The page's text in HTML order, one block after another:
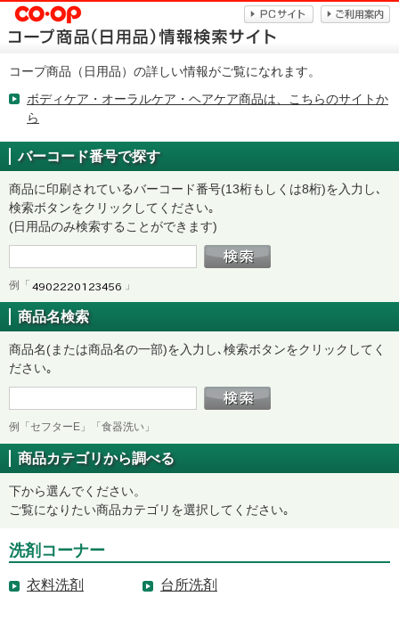
コープ商品（日用品）の詳しい情報がご覧になれます。
ボディケア・オーラルケア・ヘアケア商品は、こちらのサイトか
ら
バーコード番号で探す
商品に印刷されているバーコード番号(13桁もしくは8桁)を入力し､
検索ボタンをクリックしてください｡
(日用品のみ検索することができます)
例「 」
商品名検索
商品名(または商品名の一部)を入力し､検索ボタンをクリックしてく
ださい｡
例「セフターE」「食器洗い」
商品カテゴリから調べる
下から選んでください。
ご覧になりたい商品カテゴリを選択してください｡
洗剤コーナー
衣料洗剤 台所洗剤